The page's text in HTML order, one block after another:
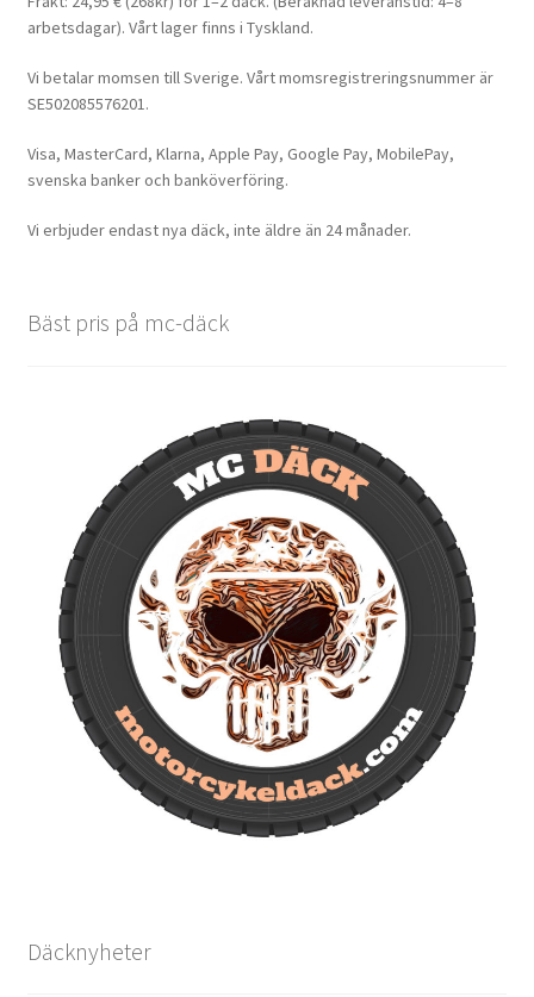
arbetsdagar). Vårt lager finns i Tyskland.
Vi betalar momsen till Sverige. Vårt momsregistreringsnummer är
SE502085576201.
Visa, MasterCard, Klarna, Apple Pay, Google Pay, MobilePay,
svenska banker och banköverföring.
Vi erbjuder endast nya däck, inte äldre än 24 månader.
Bäst pris på mc-däck
Däcknyheter